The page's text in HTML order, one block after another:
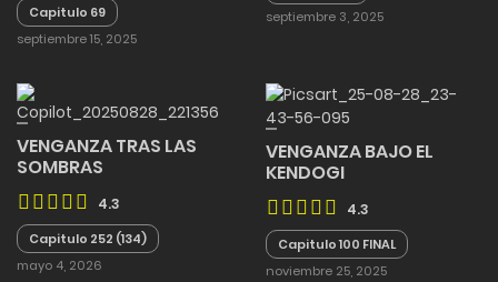
Capitulo 69
septiembre 15, 2025
septiembre 3, 2025
VENGANZA TRAS LAS
SOMBRAS
4.3
Capitulo 252 (134)
mayo 4, 2026
VENGANZA BAJO EL
KENDOGI
4.3
Capitulo 100 FINAL
noviembre 25, 2025